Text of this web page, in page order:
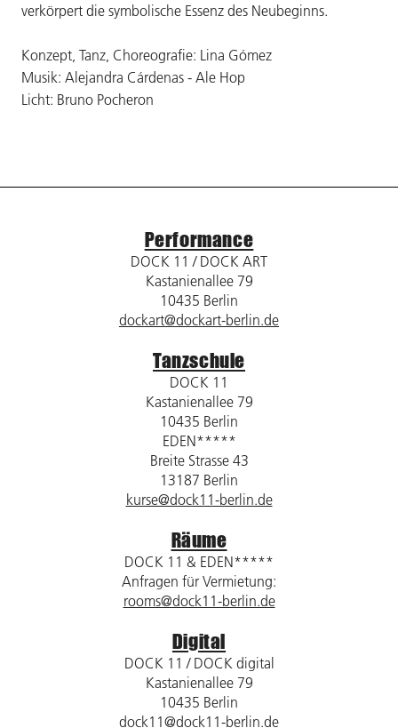
verkörpert die symbolische Essenz des Neubeginns.
Konzept, Tanz, Choreografie: Lina Gómez
Musik: Alejandra Cárdenas - Ale Hop
Licht: Bruno Pocheron
Performance
DOCK 11 / DOCK ART
Kastanienallee 79
10435 Berlin
dockart@dockart-berlin.de
Tanzschule
DOCK 11
Kastanienallee 79
10435 Berlin
EDEN*****
Breite Strasse 43
13187 Berlin
kurse@dock11-berlin.de
Räume
DOCK 11 & EDEN*****
Anfragen für Vermietung:
rooms@dock11-berlin.de
Digital
DOCK 11 / DOCK digital
Kastanienallee 79
10435 Berlin
dock11@dock11-berlin.de